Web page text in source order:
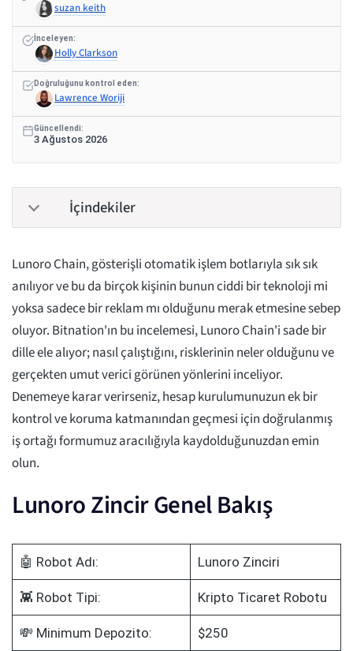
suzan keith
İnceleyen:
Holly Clarkson
Doğruluğunu kontrol eden:
Lawrence Woriji
Güncellendi:
3 Ağustos 2026
İçindekiler
Lunoro Chain, gösterişli otomatik işlem botlarıyla sık sık
anılıyor ve bu da birçok kişinin bunun ciddi bir teknoloji mi
yoksa sadece bir reklam mı olduğunu merak etmesine sebep
oluyor. Bitnation'ın bu incelemesi, Lunoro Chain'i sade bir
dille ele alıyor; nasıl çalıştığını, risklerinin neler olduğunu ve
gerçekten umut verici görünen yönlerini inceliyor.
Denemeye karar verirseniz, hesap kurulumunuzun ek bir
kontrol ve koruma katmanından geçmesi için doğrulanmış
iş ortağı formumuz aracılığıyla kaydolduğunuzdan emin
olun.
Lunoro Zincir Genel Bakış
🤖 Robot Adı: Lunoro Zinciri
👾 Robot Tipi: Kripto Ticaret Robotu
💸 Minimum Depozito: $250